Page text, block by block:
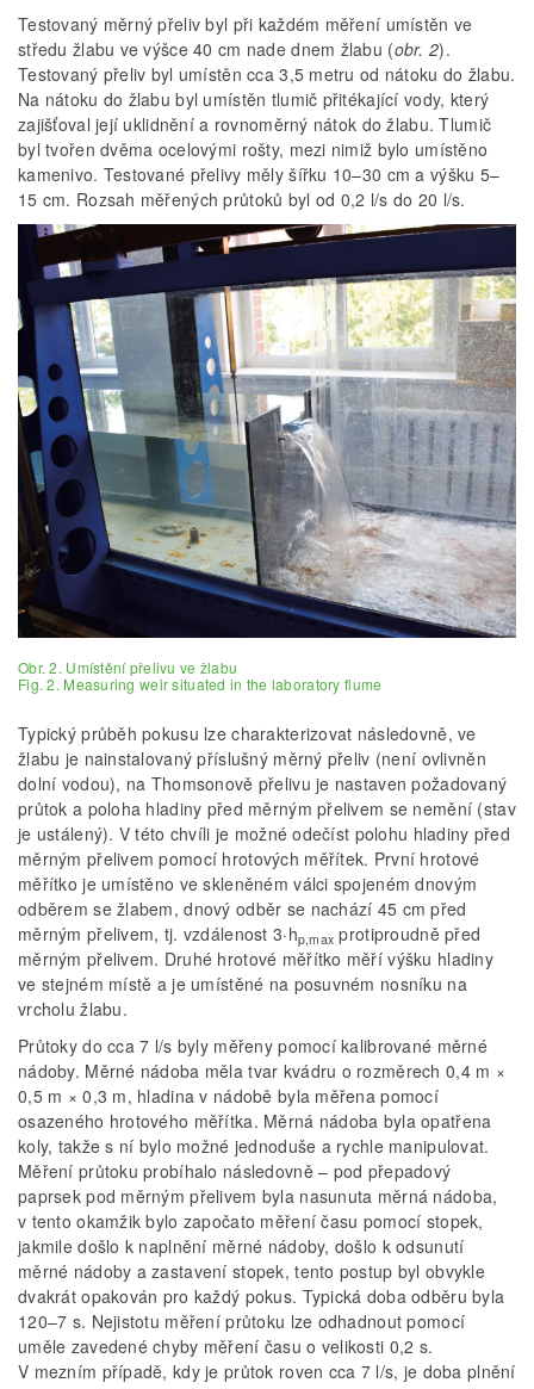
Testovaný měrný přeliv byl při každém měření umístěn ve
středu žlabu ve výšce 40 cm nade dnem žlabu (obr. 2).
Testovaný přeliv byl umístěn cca 3,5 metru od nátoku do žlabu.
Na nátoku do žlabu byl umístěn tlumič přitékající vody, který
zajišťoval její uklidnění a rovnoměrný nátok do žlabu. Tlumič
byl tvořen dvěma ocelovými rošty, mezi nimiž bylo umístěno
kamenivo. Testované přelivy měly šířku 10–30 cm a výšku 5–
15 cm. Rozsah měřených průtoků byl od 0,2 l/s do 20 l/s.
Obr. 2. Umístění přelivu ve žlabu
Fig. 2. Measuring weir situated in the laboratory flume
Typický průběh pokusu lze charakterizovat následovně, ve
žlabu je nainstalovaný příslušný měrný přeliv (není ovlivněn
dolní vodou), na Thomsonově přelivu je nastaven požadovaný
průtok a poloha hladiny před měrným přelivem se nemění (stav
je ustálený). V této chvíli je možné odečíst polohu hladiny před
měrným přelivem pomocí hrotových měřítek. První hrotové
měřítko je umístěno ve skleněném válci spojeném dnovým
odběrem se žlabem, dnový odběr se nachází 45 cm před
měrným přelivem, tj. vzdálenost 3·hp,max protiproudně před
měrným přelivem. Druhé hrotové měřítko měří výšku hladiny
ve stejném místě a je umístěné na posuvném nosníku na
vrcholu žlabu.
Průtoky do cca 7 l/s byly měřeny pomocí kalibrované měrné
nádoby. Měrné nádoba měla tvar kvádru o rozměrech 0,4 m ×
0,5 m × 0,3 m, hladina v nádobě byla měřena pomocí
osazeného hrotového měřítka. Měrná nádoba byla opatřena
koly, takže s ní bylo možné jednoduše a rychle manipulovat.
Měření průtoku probíhalo následovně – pod přepadový
paprsek pod měrným přelivem byla nasunuta měrná nádoba,
v tento okamžik bylo započato měření času pomocí stopek,
jakmile došlo k naplnění měrné nádoby, došlo k odsunutí
měrné nádoby a zastavení stopek, tento postup byl obvykle
dvakrát opakován pro každý pokus. Typická doba odběru byla
120–7 s. Nejistotu měření průtoku lze odhadnout pomocí
uměle zavedené chyby měření času o velikosti 0,2 s.
V mezním případě, kdy je průtok roven cca 7 l/s, je doba plnění